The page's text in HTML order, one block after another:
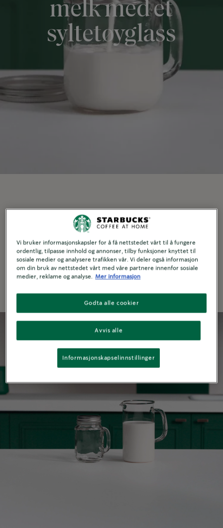
melk med et
syltetøyglass
UTFORSK VÅRE HJEMMEOPPSKRIFTER
Har du ikke en melkeskummer? Et syltetøyglass
er et enkelt og effektivt alternativ når du vil ha
luftig melkeskum.
Vi bruker informasjonskapsler for å få nettstedet vårt til å fungere
ordentlig, tilpasse innhold og annonser, tilby funksjoner knyttet til
sosiale medier og analysere trafikken vår. Vi deler også informasjon
om din bruk av nettstedet vårt med våre partnere innenfor sosiale
medier, reklame og analyse.
Mer informasjon
Avvis alle
Godta alle cookier
Informasjonskapselinnstillinger